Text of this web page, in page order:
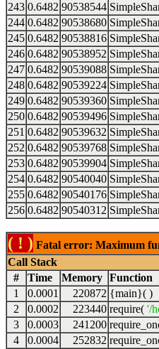
243 0.6482 90538544
244 0.6482 90538680
245 0.6482 90538816
246 0.6482 90538952
247 0.6482 90539088
248 0.6482 90539224
249 0.6482 90539360
250 0.6482 90539496
251 0.6482 90539632
252 0.6482 90539768
253 0.6482 90539904
254 0.6482 90540040
255 0.6482 90540176
256 0.6482 90540312
( ! ) Fatal error: Maximum
Call Stack
#
Time Memory Function
1
0.0001 220872 {main}( )
2
0.0002 223440 require( '/
3
0.0003 241200
4
0.0004 252832